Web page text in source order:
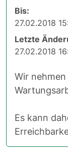
Bis:
27.02.2018
Letzte
27.02.2018
Wir
Es kann